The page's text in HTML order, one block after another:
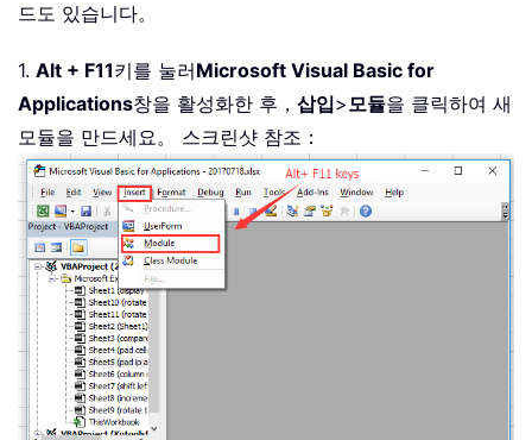
드도 있습니다。
1. Alt + F11키를 눌러Microsoft Visual Basic for
Applications창을 활성화한 후， 삽입>모듈을 클릭하여 새
모듈을 만드세요。 스크린샷 참조：